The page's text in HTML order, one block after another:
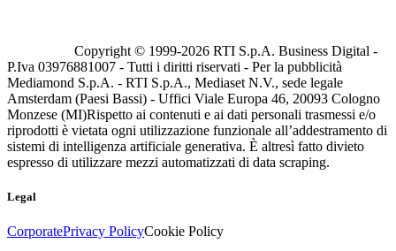
Copyright © 1999-2026 RTI S.p.A. Business Digital -
P.Iva 03976881007 - Tutti i diritti riservati - Per la pubblicità
Mediamond S.p.A. - RTI S.p.A., Mediaset N.V., sede legale
Amsterdam (Paesi Bassi) - Uffici Viale Europa 46, 20093 Cologno
Monzese (MI)Rispetto ai contenuti e ai dati personali trasmessi e/o
riprodotti è vietata ogni utilizzazione funzionale all’addestramento di
sistemi di intelligenza artificiale generativa. È altresì fatto divieto
espresso di utilizzare mezzi automatizzati di data scraping.
Legal
CorporatePrivacy PolicyCookie Policy